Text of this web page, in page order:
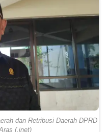
dan Retribusi Daerah DPRD
(.inet)